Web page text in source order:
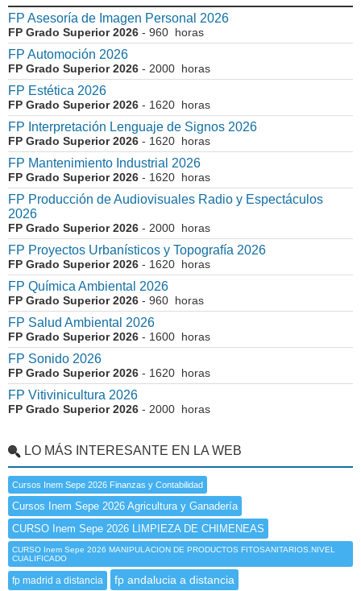
FP Asesoría de Imagen Personal 2026
FP Grado Superior 2026 - 960 horas
FP Automoción 2026
FP Grado Superior 2026 - 2000 horas
FP Estética 2026
FP Grado Superior 2026 - 1620 horas
FP Interpretación Lenguaje de Signos 2026
FP Grado Superior 2026 - 1620 horas
FP Mantenimiento Industrial 2026
FP Grado Superior 2026 - 1620 horas
FP Producción de Audiovisuales Radio y Espectáculos
2026
FP Grado Superior 2026 - 2000 horas
FP Proyectos Urbanísticos y Topografía 2026
FP Grado Superior 2026 - 1620 horas
FP Química Ambiental 2026
FP Grado Superior 2026 - 960 horas
FP Salud Ambiental 2026
FP Grado Superior 2026 - 1600 horas
FP Sonido 2026
FP Grado Superior 2026 - 1620 horas
FP Vitivinicultura 2026
FP Grado Superior 2026 - 2000 horas
LO MÁS INTERESANTE EN LA WEB
Cursos Inem Sepe 2026 Finanzas y Contabilidad
Cursos Inem Sepe 2026 Agricultura y Ganadería
CURSO Inem Sepe 2026 LIMPIEZA DE CHIMENEAS
CURSO Inem Sepe 2026 MANIPULACION DE PRODUCTOS FITOSANITARIOS.NIVEL
CUALIFICADO
fp madrid a distancia fp andalucia a distancia